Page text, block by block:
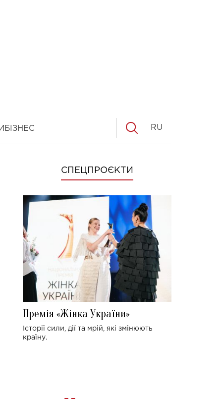
БІЗНЕС RU
СПЕЦПРОЄКТИ
Премія «Жінка України»
Історії сили, дії та мрій, які змінюють
країну.